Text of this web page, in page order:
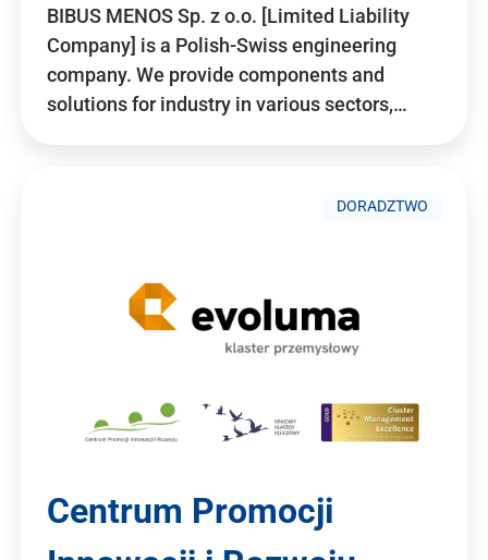
BIBUS MENOS Sp. z o.o. [Limited Liability
Company] is a Polish-Swiss engineering
company. We provide components and
solutions for industry in various sectors,…
DORADZTWO
Centrum Promocji